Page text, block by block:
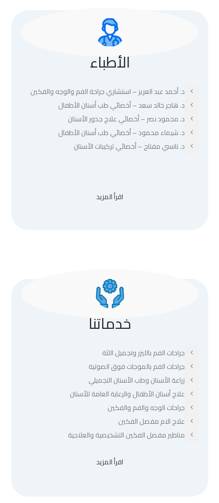
الأطباء
د. أحمد عبد العزيز – استشاري جراحة الفم والوجه والفكين
د. هاجر خالد سعد – أخصائي طب أسنان الأطفال
د. محمود نصر – أخصائي علاج جذور الأسنان
د. شيماء محمود – أخصائي طب أسنان الأطفال
د. نانسي مفتاح – أخصائي تركيبات الأسنان
اقرأ المزيد
خدماتنا
جراحات الفم بالليزر وتجميل اللثة
جراحات الفم بالموجات فوق الصوتية
زراعة الأسنان وطب الأسنان التجميلي
علاج أسنان الأطفال والرعاية العامة للأسنان
جراحات الوجه والفم والفكين
علاج الام مفصل الفكين
مناظير مفصل الفكين التشخيصية والعلاجية
اقرأ المزيد